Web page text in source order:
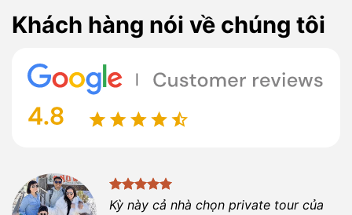
Khách hàng nói về chúng tôi
Kỳ này cả nhà chọn private tour của